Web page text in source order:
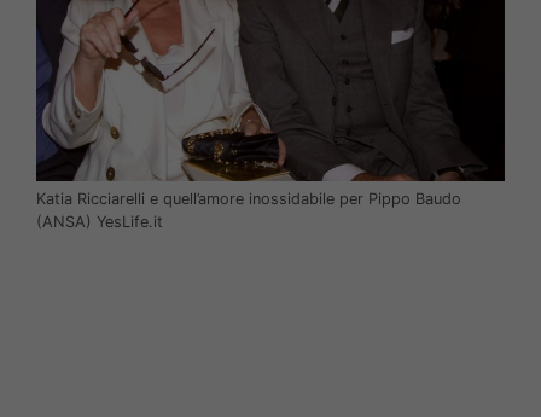
Katia Ricciarelli e quell’amore inossidabile per Pippo Baudo
(ANSA) YesLife.it